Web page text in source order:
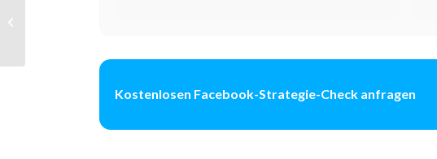
Kostenlosen Facebook-Strategie-Check anfragen
ROAS maximieren